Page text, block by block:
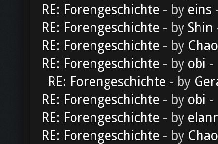
RE: Forengeschichte - by eins
RE: Forengeschichte - by Shin
RE: Forengeschichte - by
RE: Forengeschichte - by obi -
RE: Forengeschichte - by
RE: Forengeschichte - by obi -
RE: Forengeschichte - by
RE: Forengeschichte - by